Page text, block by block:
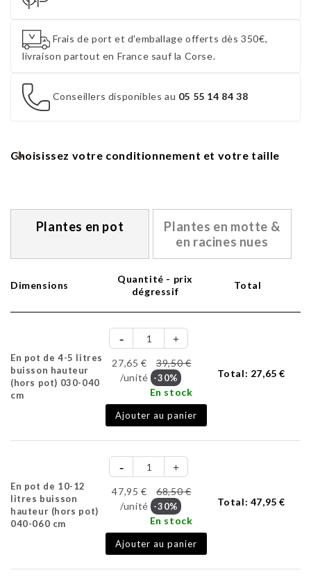
Frais de port et d'emballage offerts dès 350€,
livraison partout en France sauf la Corse.
Conseillers disponibles au 05 55 14 84 38
Choisissez votre conditionnement et votre taille
Plantes en pot
Plantes en motte &
en racines nues
Dimensions
Quantité - prix
dégressif
Total
En pot de 4-5 litres
buisson hauteur
(hors pot) 030-040
cm
27,65 €
39,50 €
/unité -30%
En stock
Ajouter au panier
Total: 27,65 €
En pot de 10-12
litres buisson
hauteur (hors pot)
040-060 cm
47,95 €
68,50 €
/unité -30%
En stock
Ajouter au panier
Total: 47,95 €